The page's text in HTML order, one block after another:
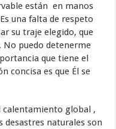
están en manos
una falta de respeto
su traje elegido, que
puedo detenerme
que tiene el
concisa es que Él se
calentamiento global ,
naturales son